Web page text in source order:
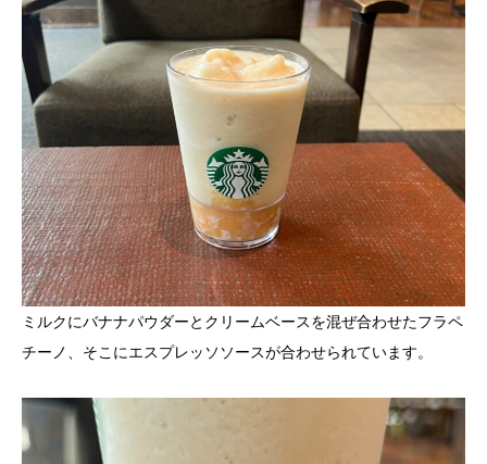
ミルクにバナナパウダーとクリームベースを混ぜ合わせたフラペ
チーノ、そこにエスプレッソソースが合わせられています。